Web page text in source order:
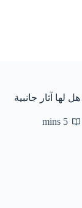
لها آثار جانبية
5 mins